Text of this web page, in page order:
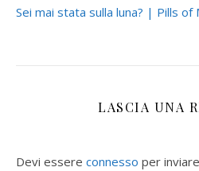
Sei mai stata sulla luna? | Pills of
LASCIA UNA
Devi essere connesso per